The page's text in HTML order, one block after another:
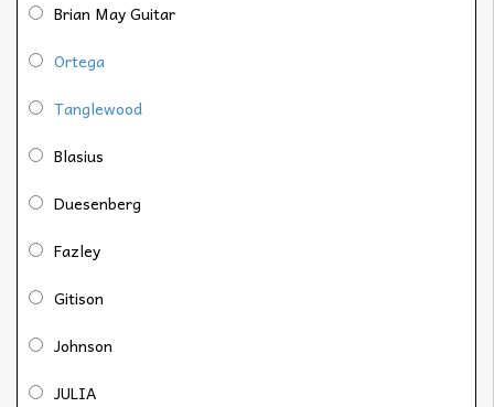
Brian May Guitar
Ortega
Tanglewood
Blasius
Duesenberg
Fazley
Gitison
Johnson
JULIA